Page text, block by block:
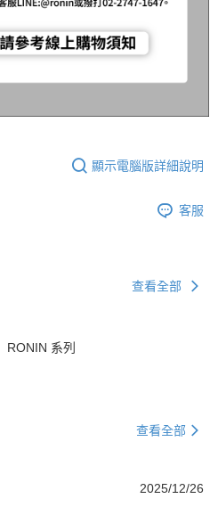
顯示電腦版詳細說明
客服
查看全部
RONIN 系列
查看全部
2025/12/26